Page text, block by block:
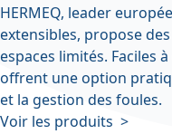
HERMEQ, leader
extensibles, propose
espaces limités. Faciles
offrent une option
et la gestion des foules.
Voir les produits >